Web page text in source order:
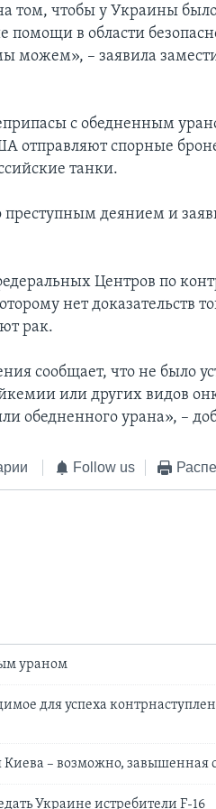
том, чтобы у Украины было
помощи в области
– заявила
с обедненным
отправляют спорные
танки.
преступным деянием и
Центров по
нет доказательств
рак.
сообщает, что не было
или других видов
обедненного урана», –
Follow us
ураном
для успеха
– возможно, завышенная
Украине истребители F-16